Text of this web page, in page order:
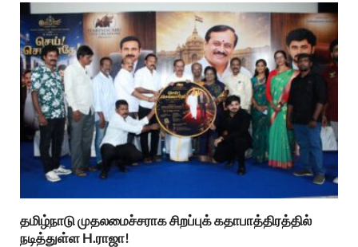
தமிழ்நாடு முதலமைச்சராக சிறப்புக் கதாபாத்திரத்தில்
நடித்துள்ள H.ராஜா!